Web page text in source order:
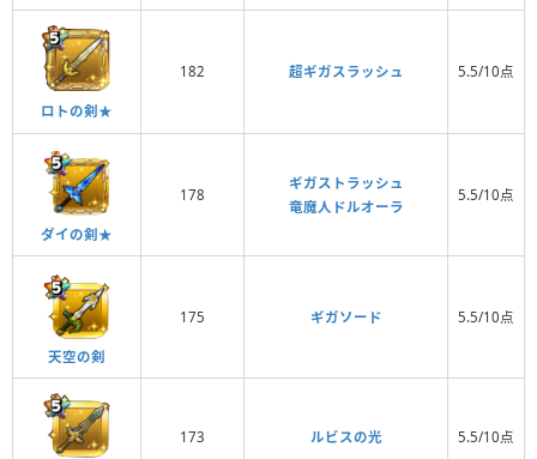
ロトの剣★
182 超ギガスラッシュ 5.5/10点
ダイの剣★
178
ギガストラッシュ
竜魔人ドルオーラ
5.5/10点
天空の剣
175 ギガソード 5.5/10点
173 ルビスの光 5.5/10点